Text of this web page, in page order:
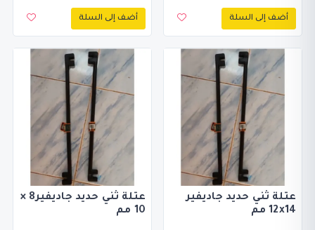
أضف إلى السلة أضف إلى السلة
عتلة ثني حديد جاديفير
12x14 مم
عتلة ثني حديد جاديفير8 ×
10 مم